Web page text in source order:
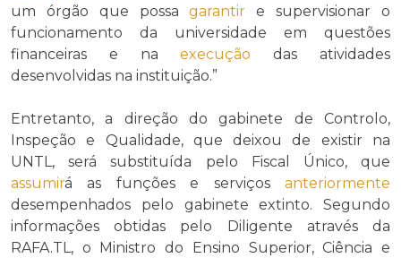
um órgão que possagarantir e supervisionar o
funcionamento da universidade em questões
financeiras e naexecução das atividades
desenvolvidas na instituição.”
Entretanto, a direção do gabinete de Controlo,
Inspeção e Qualidade, que deixou de existir na
UNTL, será substituída pelo Fiscal Único, que
assumirá as funções e serviços anteriormente
desempenhados pelo gabinete extinto. Segundo
informações obtidas pelo Diligente através da
RAFA.TL, o Ministro do Ensino Superior, Ciência e